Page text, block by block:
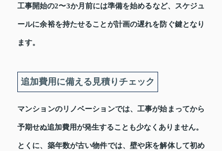
工事開始の2〜3か月前には準備を始めるなど、スケジュ
ールに余裕を持たせることが計画の遅れを防ぐ鍵となり
ます。
追加費用に備える見積りチェック
マンションのリノベーションでは、工事が始まってから
予期せぬ追加費用が発生することも少なくありません。
とくに、築年数が古い物件では、壁や床を解体して初め